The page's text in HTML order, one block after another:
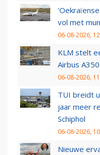
vol met
06-08-2026,
KLM stelt
Airbus
06-08-2026,
TUI breidt
jaar meer
Schiphol
06-08-2026,
Nieuwe